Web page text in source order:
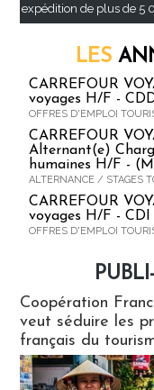
expédition de plus de 5
LES
CARREFOUR
voyages H/F -
OFFRES D'EMPLOI
CARREFOUR
Alternant(e)
humaines H/F -
ALTERNANCE / STAGES
CARREFOUR
voyages H/F -
OFFRES D'EMPLOI
Coopération
veut séduire les
français du